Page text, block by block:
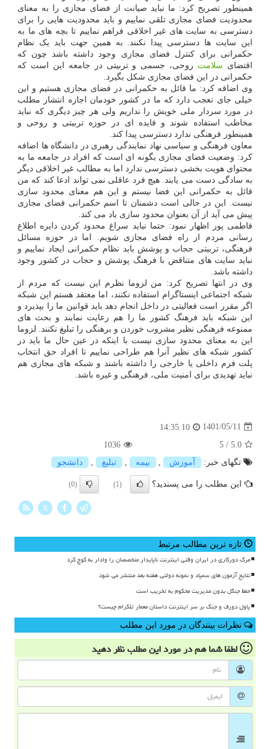
همینطور تصریح کرد: ما نباید صیانت از فضای مجازی را به معنای
محدودیت فضای مجازی تلقی نماییم و باید محدودیت هایی را برای
دسترسی به سایت های غیر اخلاقی فراهم نماییم تا بچه های ما به
این سایت ها دسترسی پیدا نکنند. به همین جهت باید یک نظام
حکمرانی برای کنترل فضای مجازی وجود داشته باشد چون که
اقتضای سلامت روحی، جسمی و تربیتی در جامعه این است که
حکمرانی در این فضای مجازی شکل بگیرد.
وی اضافه کرد: ما قائل به حکمرانی در فضای مجازی هستیم و این
خیلی جای تعجب دارد که ما در کشور خودمان اجازه انتشار مطلب
در مورد سردار ملی خویش را نداریم ولی هر چیز دیگری که نباید
مخاطب استفاده شوند و فایده ای در حوزه تربیتی و روحی و
همینطور فرهنگی ندارد دسترسی پیدا کند.
معاون فرهنگی و سیاسی نهاد نمایندگی رهبری در دانشگاه ها اضافه
کرد: وضعیت فضای مجازی بگونه ای است که افراد در جامعه ما به
محتوای هویت بخشی دسترسی ندارد اما به مطالب غیر اخلاقی دیگر
به سادگی دست می یابند. هیچ فرد عاقلی نمی تواند ادعا کند که من
قائل به حکمرانی این فضا نیستم و این هم معنای محدود سازی
نیست. این در حالی است دشمنان تا اسم حکمرانی فضای مجازی
پیش می آید از آن بعنوان محدود سازی یاد می کند.
فاطمی پور اظهار نمود: حتما نباید سراغ محدود کردن دایره اطلاع
رسانی مردم از راه فضای مجازی شویم. اما در حوزه مسائل
فرهنگی، تربیتی حجاب و پوشش باید نظام حکمرانی ایجاد نماییم و
نباید سایت های متناقض با فرهنگ پوشش و حجاب در کشور وجود
داشته باشد.
وی در انتها تصریح کرد: من لزوما نظرم این نیست که مردم از
شبکه اجتماعی اینستاگرام استفاده نکنند، اما معتقد هستم این شبکه
اگر مقرر است فعالیتی در داخل انجام دهد باید قوانین ما را بپذیرد و
این شبکه باید فرهنگ کشور ما را هم رعایت نمایند و بحث های
ممنوعه فرهنگی نظیر مشروب خوردن و برهنگی را تبلیغ نکنند. لزوما
این به معنای محدود سازی نیست با اینکه در عین حال ما باید در
کشور شبکه های نظیر آنرا هم طراحی نماییم تا افراد حق انتخاب
پلت فرم داخلی یا خارجی را داشته باشند و شبکه های مجازی هم
نباید تهدیدی برای امنیت ملی، فرهنگی و غیره باشد.
1401/05/11
14:35:10
5.0
/
5
1036
تگهای خبر:
آموزش بیمه تبلیغ دانشجو
این مطلب را می پسندید؟ (1)
(0)
X
تازه ترین مطالب مرتبط
مرگ دورکاری در ایران وقتی اینترنت ناپایدار متخصصان را وادار به کوچ کرد
نتایج آزمون های سمپاد و نمونه دولتی هفته بعد منتشر می شود
حفظ جنگل بدون مدیریت محکوم به تخریب است
پاول دورف و جنگ بر سر اینترنت داستان معمار تلگرام چیست؟
نظرات بینندگان در مورد این مطلب
لطفا شما همدر مورد این مطلبنظر دهید